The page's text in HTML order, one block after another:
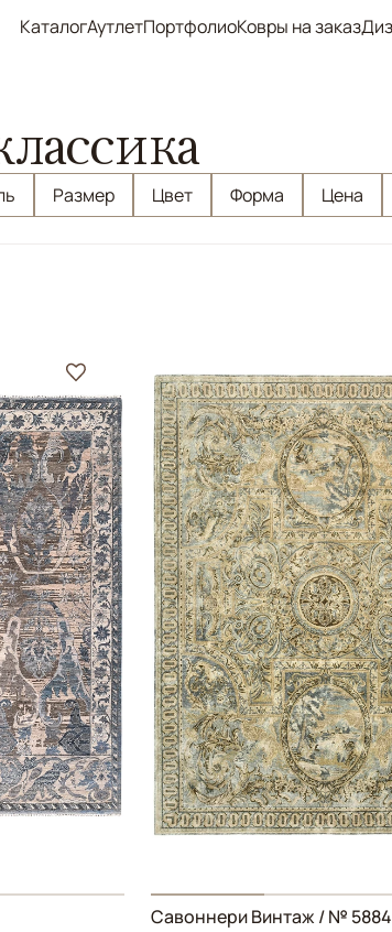
КаталогАутлетПортфолиоКовры на заказ
Размер Цвет Форма Цена
Савоннери Винтаж / № 5884